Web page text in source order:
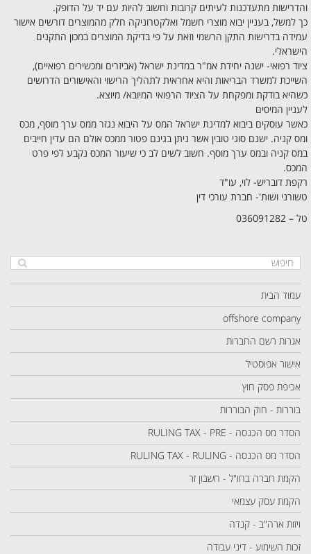
והדרישות מתעדכנות לעיתים קרובות וחשוב להיות עם יד על הדופק.
כך למשל, בעניין יבוא מוצרי חשמל ואלקטרוניקה חלק מהמוצרים דורשים אישור
עמידה בדרישות התקן הרשמי וזאת על פי בדיקת המוצרים במכון התקנים
הישראלי.
ציוד רפואי- ישנה יחידת אמ"ר במדינת ישראל (אביזרים ומכשירים רפואיים),
השייכת למשרד הבריאות והיא אחראית לתהליך הרישוי והאישורים הדרושים
כשהיא בודקת ומפקחת על הציוד הרפואי המיובא/ מיוצא.
לעניין המיסים
כאשר עוסקים ביבוא למדינת ישראל המס על היבוא נגזר ממס ערך מוסף, מכס
ומס קניה. ישנם סוגי טובין אשר ניתן בגינם פטור ממכס אולם הם עדין חייבים
במס קניה ובמס ערך מוסף. חשוב לשים לב כי שיעור המכס נקבע לפי פרט
המכס.
רקפת דובריש- לוי, עו"ד
טשורני ושות'- חברת עורכי דין
טל – 036091282
עמוד הבית
offshore company
אגרות רשם החברות
אישור אפוסטיל
אכיפת פסק חוץ
בוררות - חוק הבוררות
הסדר מס הכנסה - RULING TAX - PRE
הסדר מס הכנסה - RULING TAX - RULING
הקמת חברה בחו"ל - חשבון זר
הקמת עסק עצמאי
ויזות ארה"ב - קנדה
זכות השימוע - דיני עבודה